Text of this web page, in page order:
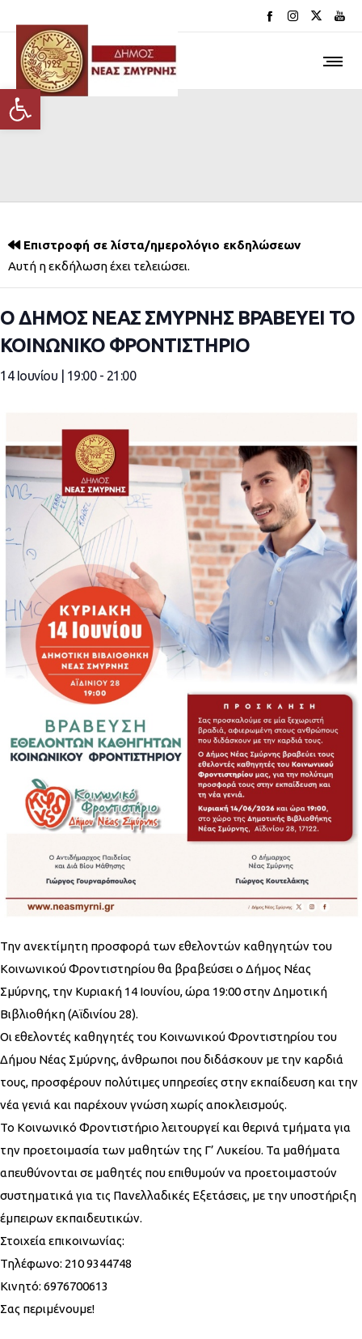
Ανοίξτε τη γραμμή εργαλείων
Επιστροφή σε λίστα/ημερολόγιο εκδηλώσεων
Αυτή η εκδήλωση έχει τελειώσει.
Ο ΔΗΜΟΣ ΝΕΑΣ ΣΜΥΡΝΗΣ ΒΡΑΒΕΥΕΙ ΤΟ
ΚΟΙΝΩΝΙΚΟ ΦΡΟΝΤΙΣΤΗΡΙΟ
14 Ιουνίου | 19:00- 21:00
Την ανεκτίμητη προσφορά των εθελοντών καθηγητών του
Κοινωνικού Φροντιστηρίου θα βραβεύσει ο Δήμος Νέας
Σμύρνης, την Κυριακή 14 Ιουνίου, ώρα 19:00 στην Δημοτική
Βιβλιοθήκη (Αϊδινίου 28).
Οι εθελοντές καθηγητές του Κοινωνικού Φροντιστηρίου του
Δήμου Νέας Σμύρνης, άνθρωποι που διδάσκουν με την καρδιά
τους, προσφέρουν πολύτιμες υπηρεσίες στην εκπαίδευση και την
νέα γενιά και παρέχουν γνώση χωρίς αποκλεισμούς.
Το Κοινωνικό Φροντιστήριο λειτουργεί και θερινά τμήματα για
την προετοιμασία των μαθητών της Γ’ Λυκείου. Τα μαθήματα
απευθύνονται σε μαθητές που επιθυμούν να προετοιμαστούν
συστηματικά για τις Πανελλαδικές Εξετάσεις, με την υποστήριξη
έμπειρων εκπαιδευτικών.
Στοιχεία επικοινωνίας:
Τηλέφωνο: 210 9344748
Κινητό: 6976700613
Σας περιμένουμε!